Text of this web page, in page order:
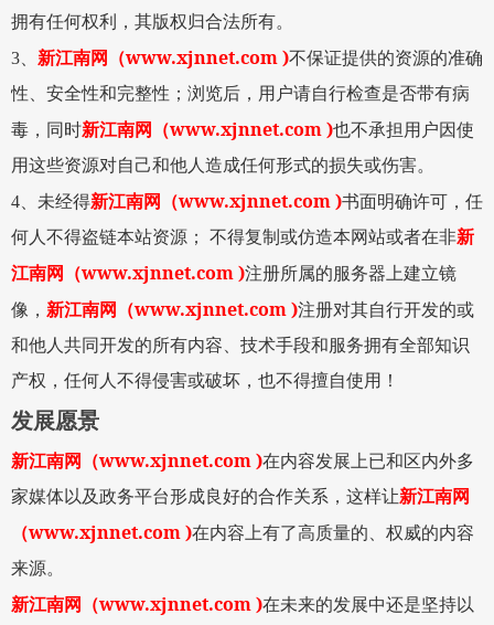
拥有任何权利，其版权归合法所有。
3
新江南网 （www.xjnnet.com )不保证提供的资源的准确
性、安全性和完整性；浏览后，用户请自行检查是否带有病
毒，同时新江南网 （www.xjnnet.com )也不承担用户因使
用这些资源对自己和他人造成任何形式的损失或伤害。
4 、未经得新江南网 （www.xjnnet.com )书面明确许可，任
何人不得盗链本站资源；
不得复制或仿造本网站或者在非新
江南网
（www.xjnnet.com )注册所属的服务器上建立镜
像， 新江南网 （www.xjnnet.com )注册对其自行开发的或
和他人共同开发的所有内容、技术手段和服务拥有全部知识
产权，任何人不得侵害或破坏，也不得擅自使用！
发展愿景
新江南网 （www.xjnnet.com )在内容发展上已和区内外多
家媒体以及政务平台形成良好的合作关系，这样让新江南网
（www.xjnnet.com )在内容上有了高质量的、权威的内容
来源。
新江南网
（www.xjnnet.com )在未来的发展中还是坚持以